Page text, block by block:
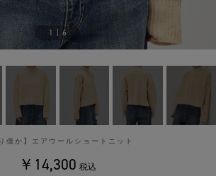
1 | 6
り僅か】エアウールショートニット
￥14,300 税込